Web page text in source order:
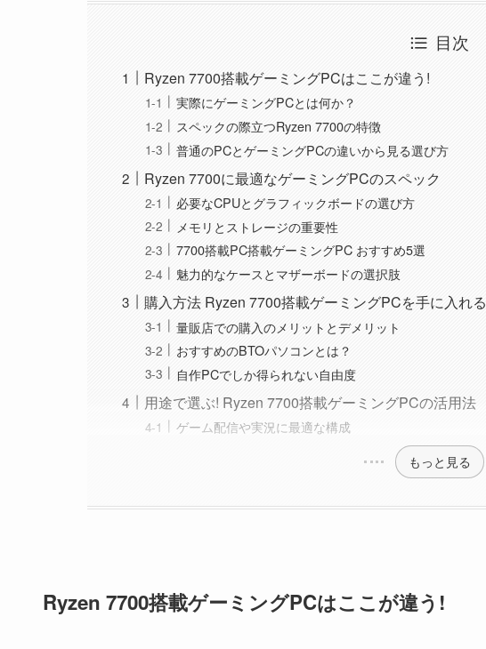
目次
Ryzen 7700搭載ゲーミングPCはここが違う!
実際にゲーミングPCとは何か？
スペックの際立つRyzen 7700の特徴
普通のPCとゲーミングPCの違いから見る選び方
Ryzen 7700に最適なゲーミングPCのスペック
必要なCPUとグラフィックボードの選び方
メモリとストレージの重要性
7700搭載PC搭載ゲーミングPC おすすめ5選
魅力的なケースとマザーボードの選択肢
購入方法 Ryzen 7700搭載ゲーミングPCを手に入れる
量販店での購入のメリットとデメリット
おすすめのBTOパソコンとは？
自作PCでしか得られない自由度
用途で選ぶ! Ryzen 7700搭載ゲーミングPCの活用法
ゲーム配信や実況に最適な構成
もっと見る
Ryzen 7700搭載ゲーミングPCはここが違う!